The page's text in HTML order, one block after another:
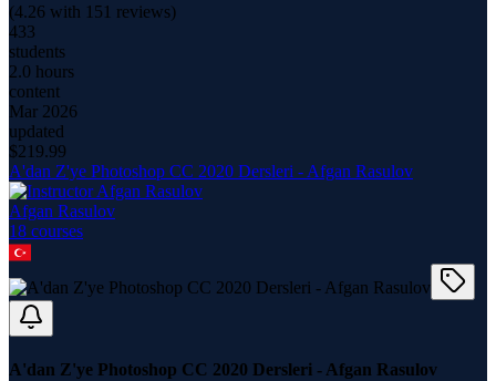
(4.26 with 151 reviews)
433
students
2.0 hours
content
Mar 2026
updated
$219.99
A'dan Z'ye Photoshop CC 2020 Dersleri - Afgan Rasulov
Afgan Rasulov
18 courses
A'dan Z'ye Photoshop CC 2020 Dersleri - Afgan Rasulov